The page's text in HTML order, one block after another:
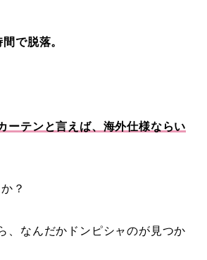
で脱落。
ーテンと言えば、海外仕様ならい
？
、なんだかドンピシャのが見つか